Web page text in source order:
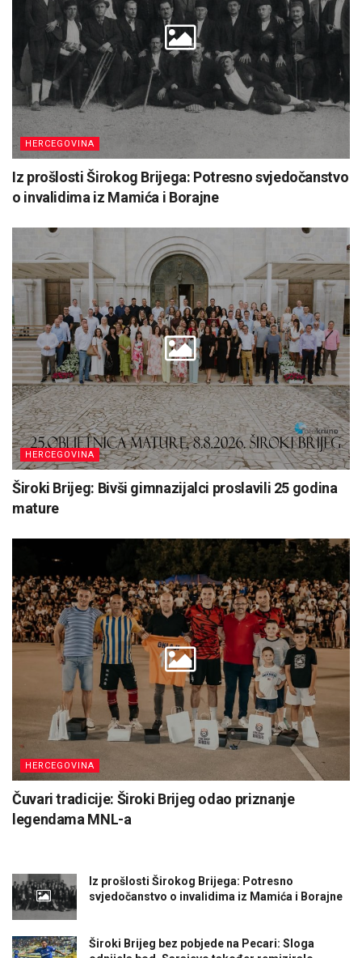
HERCEGOVINA
Iz prošlosti Širokog Brijega: Potresno svjedočanstvo
o invalidima iz Mamića i Borajne
HERCEGOVINA
Široki Brijeg: Bivši gimnazijalci proslavili 25 godina
mature
HERCEGOVINA
Čuvari tradicije: Široki Brijeg odao priznanje
legendama MNL-a
Iz prošlosti Širokog Brijega: Potresno
svjedočanstvo o invalidima iz Mamića i Borajne
Široki Brijeg bez pobjede na Pecari: Sloga